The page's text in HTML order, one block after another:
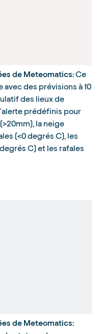
de Meteomatics:Ce
des prévisions à 10
des lieux de
prédéfinis pour
la neige
(<0 degrés C), les
C) et les rafales
de Meteomatics: